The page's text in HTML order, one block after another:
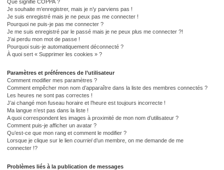
Que signifie COPPA ?
Je souhaite m’enregistrer, mais je n’y parviens pas !
Je suis enregistré mais je ne peux pas me connecter !
Pourquoi ne puis-je pas me connecter ?
Je me suis enregistré par le passé mais je ne peux plus me connecter ?!
J’ai perdu mon mot de passe !
Pourquoi suis-je automatiquement déconnecté ?
À quoi sert « Supprimer les cookies » ?
Paramètres et préférences de l’utilisateur
Comment modifier mes paramètres ?
Comment empêcher mon nom d’apparaître dans la liste des membres connectés ?
Les heures ne sont pas correctes !
J’ai changé mon fuseau horaire et l’heure est toujours incorrecte !
Ma langue n’est pas dans la liste !
A quoi correspondent les images à proximité de mon nom d’utilisateur ?
Comment puis-je afficher un avatar ?
Qu’est-ce que mon rang et comment le modifier ?
Lorsque je clique sur le lien courrield’un membre, on me demande de me
connecter !?
Problèmes liés à la publication de messages